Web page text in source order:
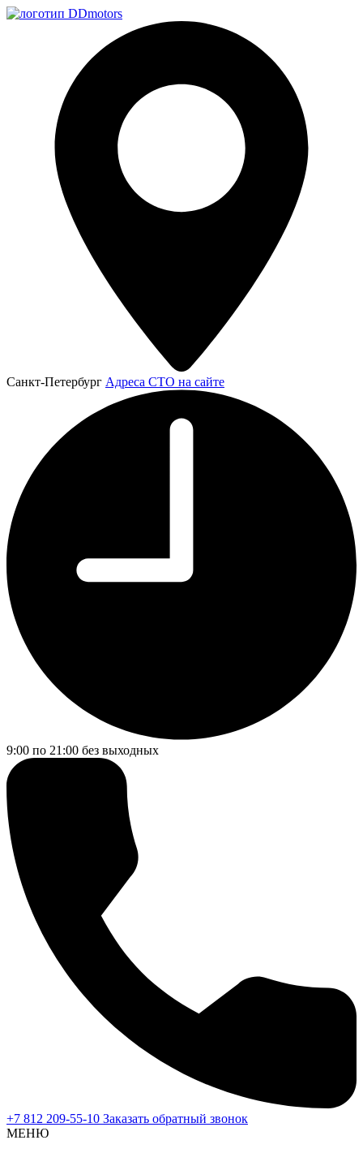
Санкт-Петербург Адреса СТО на сайте
9:00 по 21:00 без выходных
+7 812 209-55-10 Заказать обратный звонок
МЕНЮ